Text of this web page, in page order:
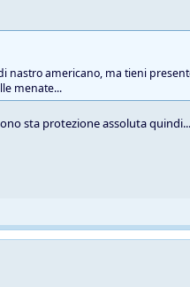
nastro americano, ma tieni
menate...
sta protezione assoluta